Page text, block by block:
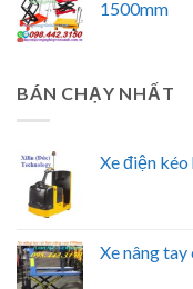
1500mm
BÁN CHẠY NHẤT
Xe điện kéo
Xe nâng